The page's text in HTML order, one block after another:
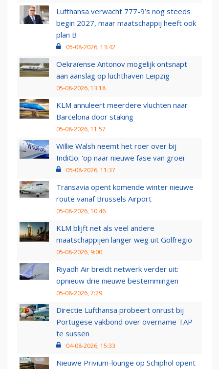
Lufthansa verwacht 777-9’s nog steeds
begin 2027, maar maatschappij heeft ook
plan B
05-08-2026, 13:42
Oekraïense Antonov mogelijk ontsnapt
aan aanslag op luchthaven Leipzig
05-08-2026, 13:18
KLM annuleert meerdere vluchten naar
Barcelona door staking
05-08-2026, 11:57
Willie Walsh neemt het roer over bij
IndiGo: 'op naar nieuwe fase van groei'
05-08-2026, 11:37
Transavia opent komende winter nieuwe
route vanaf Brussels Airport
05-08-2026, 10:46
KLM blijft net als veel andere
maatschappijen langer weg uit Golfregio
05-08-2026, 9:00
Riyadh Air breidt netwerk verder uit:
opnieuw drie nieuwe bestemmingen
05-08-2026, 7:29
Directie Lufthansa probeert onrust bij
Portugese vakbond over overname TAP
te sussen
04-08-2026, 15:33
Nieuwe Privium-lounge op Schiphol opent